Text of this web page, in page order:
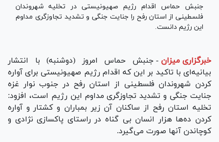
جنبش حماس اقدام رژیم صهیونیستی در تخلیه شهروندان
فلسطینی از استان رفح را جنایت جنگی و تشدید تجاوزگری مداوم
این رژیم دانست.
خبرگزاری میزان - جنبش حماس امروز (دوشنبه) با انتشار
بیانیه‌ای با تاکید بر این که اقدام رژیم صهیونیستی برای آواره
کردن شهروندان فلسطینی از استان رفح در جنوب نوار غزه
جنایت جنگی و تشدید تجاوزگری مداوم این رژیم است، افزود:
تخلیه استان رفح از ساکنان آن زیر بمباران و کشتار و آواره
کردن ده‌ها هزار انسان بی گناه در راستای پاکسازی نژادی و
کوچاندن آنها صورت می‌گیرد.